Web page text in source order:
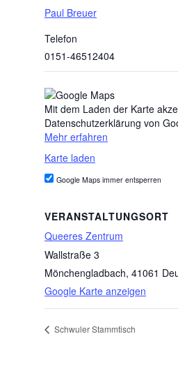
Paul Breuer
Telefon
0151-46512404
VERANSTALTUNGSORT
Queeres Zentrum
Wallstraße 3
Mönchengladbach, 41061
Google Karte anzeigen
Mit dem Laden der Karte
Datenschutzerklärung von
Mehr erfahren
Karte laden
Google Maps immer entsperren
Schwuler Stammtisch